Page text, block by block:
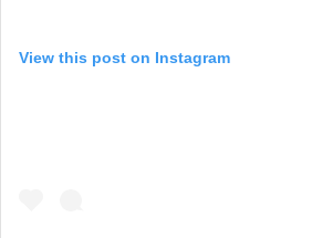
View this post on Instagram